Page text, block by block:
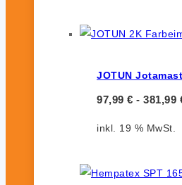
JOTUN
97,99 € - 381,99
inkl. 19 % MwSt.